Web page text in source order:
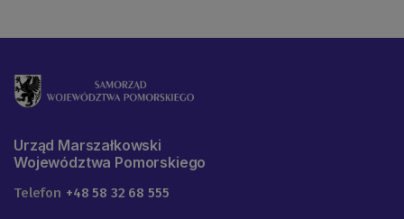
Urząd Marszałkowski
Województwa Pomorskiego
Telefon +48 58 32 68 555